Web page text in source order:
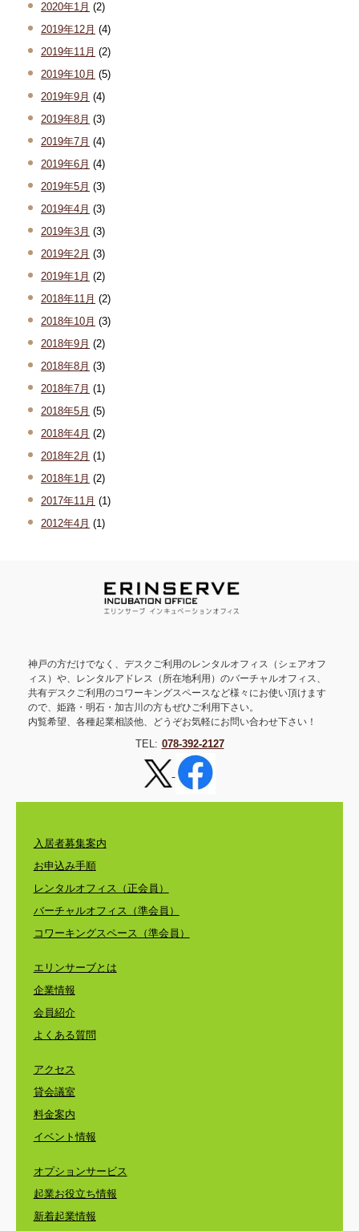
2020年1月 (2)
2019年12月 (4)
2019年11月 (2)
2019年10月 (5)
2019年9月 (4)
2019年8月 (3)
2019年7月 (4)
2019年6月 (4)
2019年5月 (3)
2019年4月 (3)
2019年3月 (3)
2019年2月 (3)
2019年1月 (2)
2018年11月 (2)
2018年10月 (3)
2018年9月 (2)
2018年8月 (3)
2018年7月 (1)
2018年5月 (5)
2018年4月 (2)
2018年2月 (1)
2018年1月 (2)
2017年11月 (1)
2012年4月 (1)
神戸の方だけでなく、デスクご利用のレンタルオフィス（シェアオフ
ィス）や、レンタルアドレス（所在地利用）のバーチャルオフィス、
共有デスクご利用のコワーキングスペースなど様々にお使い頂けます
ので、姫路・明石・加古川の方もぜひご利用下さい。
内覧希望、各種起業相談他、どうぞお気軽にお問い合わせ下さい！
TEL: 078-392-2127
入居者募集案内
お申込み手順
レンタルオフィス（正会員）
バーチャルオフィス（準会員）
コワーキングスペース（準会員）
エリンサーブとは
企業情報
会員紹介
よくある質問
アクセス
貸会議室
料金案内
イベント情報
オプションサービス
起業お役立ち情報
新着起業情報